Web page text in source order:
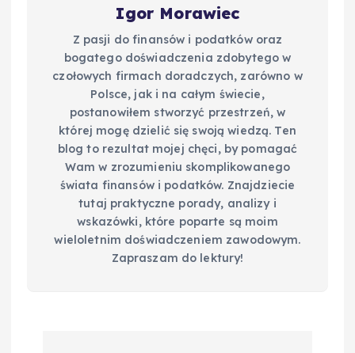
Igor Morawiec
Z pasji do finansów i podatków oraz
bogatego doświadczenia zdobytego w
czołowych firmach doradczych, zarówno w
Polsce, jak i na całym świecie,
postanowiłem stworzyć przestrzeń, w
której mogę dzielić się swoją wiedzą. Ten
blog to rezultat mojej chęci, by pomagać
Wam w zrozumieniu skomplikowanego
świata finansów i podatków. Znajdziecie
tutaj praktyczne porady, analizy i
wskazówki, które poparte są moim
wieloletnim doświadczeniem zawodowym.
Zapraszam do lektury!